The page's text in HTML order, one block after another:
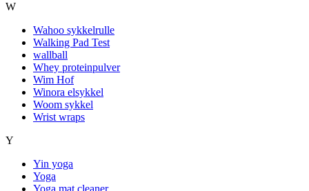
W
Wahoo sykkelrulle
Walking Pad Test
wallball
Whey proteinpulver
Wim Hof
Winora elsykkel
Woom sykkel
Wrist wraps
Y
Yin yoga
Yoga
Yoga mat cleaner